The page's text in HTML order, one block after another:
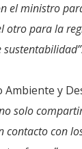
el ministro
otro para la
Ambiente y
solo
contacto con